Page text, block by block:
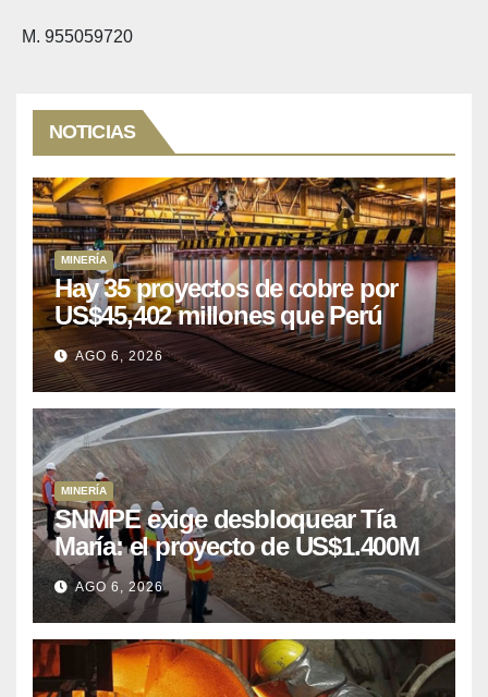
M. 955059720
NOTICIAS
MINERÍA
Hay 35 proyectos de cobre por
US$45,402 millones que Perú
puede aprovechar
AGO 6, 2026
MINERÍA
SNMPE exige desbloquear Tía
María: el proyecto de US$1.400M
que Perú lleva 15 años
posponiendo
AGO 6, 2026